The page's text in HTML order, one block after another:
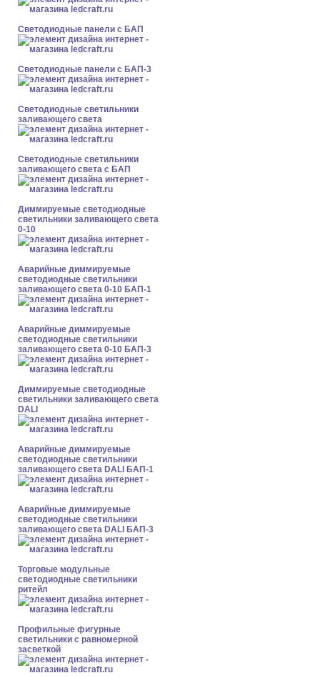
Cветодиодные панели с БАП
Cветодиодные панели с БАП-3
Светодиодные светильники
заливающего света
Светодиодные светильники
заливающего света с БАП
Диммируемые светодиодные
светильники заливающего света
0-10
Аварийные диммируемые
светодиодные светильники
заливающего света 0-10 БАП-1
Аварийные диммируемые
светодиодные светильники
заливающего света 0-10 БАП-3
Диммируемые светодиодные
светильники заливающего света
DALI
Аварийные диммируемые
светодиодные светильники
заливающего света DALI БАП-1
Аварийные диммируемые
светодиодные светильники
заливающего света DALI БАП-3
Торговые модульные
светодиодные светильники
ритейл
Профильные фигурные
светильники с равномерной
засветкой